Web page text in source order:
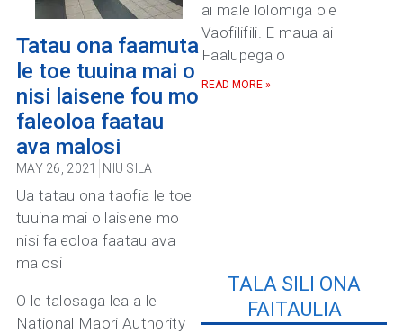
Tatau ona faamuta
le toe tuuina mai o
nisi laisene fou mo
faleoloa faatau
ava malosi
MAY 26, 2021 NIU SILA
Ua tatau ona taofia le toe
tuuina mai o laisene mo
nisi faleoloa faatau ava
malosi
O le talosaga lea a le
National Maori Authority
ai male lolomiga ole
Vaofilifili. E maua ai
Faalupega o
READ MORE »
TALA SILI ONA
FAITAULIA